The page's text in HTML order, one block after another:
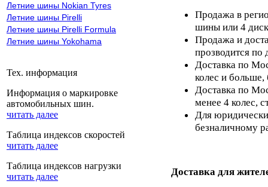
Летние шины Nokian Tyres
Летние шины Pirelli
Летние шины Pirelli Formula
Летние шины Yokohama
Тех. информация
Информация о маркировке
автомобильных шин.
читать далее
Таблица индексов скоростей
читать далее
Таблица индексов нагрузки
читать далее
Продажа в
шины или 4
Продажа и
прозводится по
Доставка по
колес и больше,
Доставка по
менее 4 колес,
Для
безналичному
Доставка для